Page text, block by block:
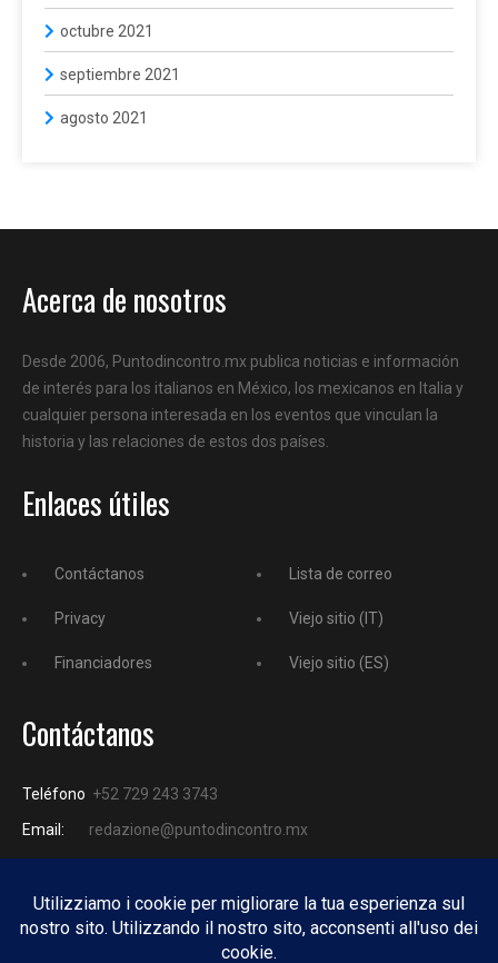
octubre 2021
septiembre 2021
agosto 2021
Acerca de nosotros
Desde 2006, Puntodincontro.mx publica noticias e información
de interés para los italianos en México, los mexicanos en Italia y
cualquier persona interesada en los eventos que vinculan la
historia y las relaciones de estos dos países.
Enlaces útiles
Contáctanos
Privacy
Financiadores
Lista de correo
Viejo sitio (IT)
Viejo sitio (ES)
Contáctanos
Teléfono +52 729 243 3743
Email:
redazione@puntodincontro.mx
PUNTODINCONTRO